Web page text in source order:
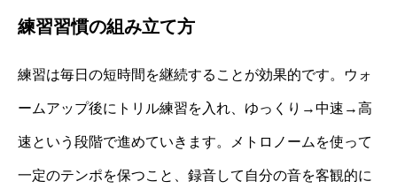
練習習慣の組み立て方
練習は毎日の短時間を継続することが効果的です。ウォ
ームアップ後にトリル練習を入れ、ゆっくり→中速→高
速という段階で進めていきます。メトロノームを使って
一定のテンポを保つこと、録音して自分の音を客観的に